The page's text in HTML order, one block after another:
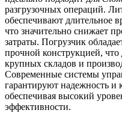
разгрузочных операций.
обеспечивают длительное
что значительно снижает
затраты. Погрузчик
прочной конструкцией,
крупных складов и
Современные системы
гарантируют надежность и
обеспечивая высокий
эффективности.